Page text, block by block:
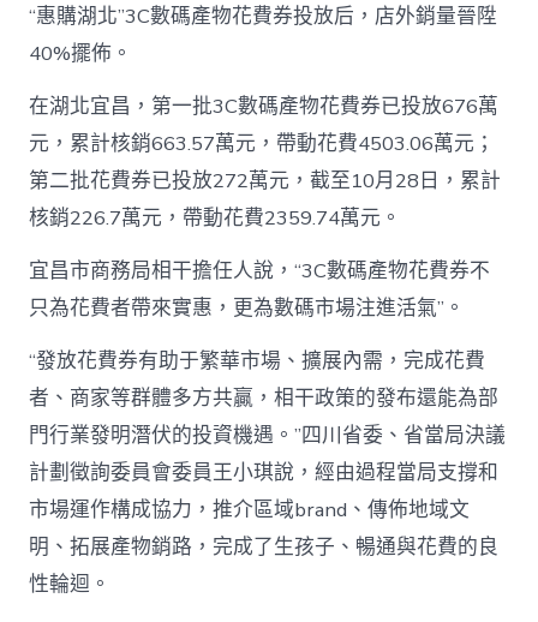
“惠購湖北”3C數碼產物花費券投放后，店外銷量晉陞
40%擺佈。
在湖北宜昌，第一批3C數碼產物花費券已投放676萬
元，累計核銷663.57萬元，帶動花費4503.06萬元；
第二批花費券已投放272萬元，截至10月28日，累計
核銷226.7萬元，帶動花費2359.74萬元。
宜昌市商務局相干擔任人說，“3C數碼產物花費券不
只為花費者帶來實惠，更為數碼市場注進活氣”。
“發放花費券有助于繁華市場、擴展內需，完成花費
者、商家等群體多方共贏，相干政策的發布還能為部
門行業發明潛伏的投資機遇。”四川省委、省當局決議
計劃徵詢委員會委員王小琪說，經由過程當局支撐和
市場運作構成協力，推介區域brand、傳佈地域文
明、拓展產物銷路，完成了生孩子、暢通與花費的良
性輪迴。